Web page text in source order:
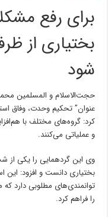
برای رفع
بختیاری از
شود
حجت‌الاسلام و المسلمین
عنوان” تحکیم وحدت، وفاق
کرد:‌ گروه‌های مختلف با
و عملیاتی می‌کنند.
وی این گردهمایی را یکی از
بختیاری دانست و افزود: این
توانمندی‌های مطلوبی دارد که
را فراهم کرد.